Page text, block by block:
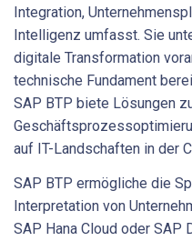
Integration,
Intelligenz umfasst. Sie
digitale Transformation
technische Fundament
SAP BTP biete Lösungen
auf IT-Landschaften in der
SAP BTP ermögliche die
Interpretation von
SAP Hana Cloud oder SAP